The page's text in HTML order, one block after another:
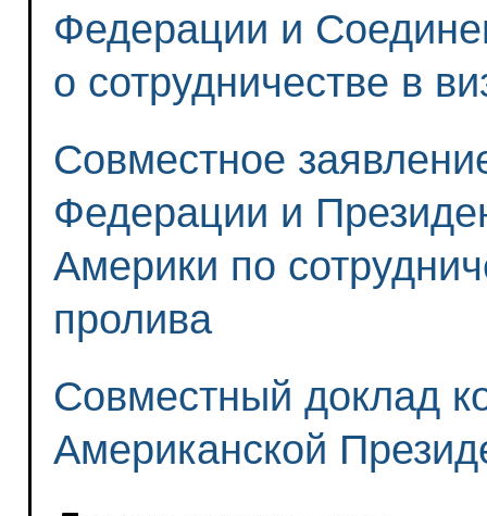
Федерации и
о сотрудничестве в
Совместное
Федерации и
Америки по
пролива
Совместный доклад
Американской